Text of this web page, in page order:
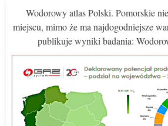
Wodorowy atlas Polski. Pomorskie
miejscu, mimo że ma najdogodniejsze
publikuje wyniki badania: